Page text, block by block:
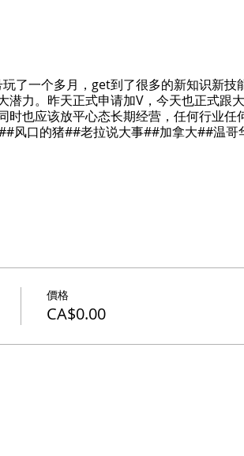
了一个多月，get到了很多的新知识新技
潜力。昨天正式申请加V，今天也正式跟
也应该放平心态长期经营，任何行业任
风口的猪##老拉说大事##加拿大##温
價格
CA$0.00